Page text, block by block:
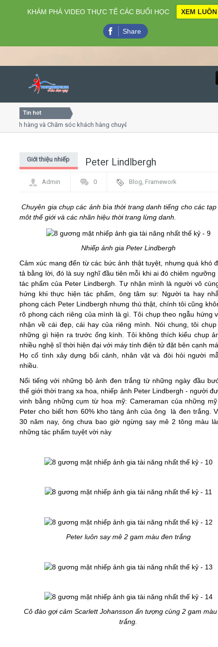
Close
Lịch khai giảng
Kiến thức
Liên hệ - Đăng ký
Tìm kiếm
Tin hot
hàng và Chăm sóc khách hàng chuyên nghiệp
Peter Lindlbergh
Giới thiệu nhiếp
Admin
0 Blog, Framework
Chuyên gia chụp các ảnh bìa thời trang danh tiếng cho các
môt thế giới và các nhãn hiệu thời trang lừng danh.
Nhiếp ảnh gia Peter Lindbergh
Cảm xúc mang đến từ các bức ảnh thật tuyệt, nhưng quá khó
tả bằng lời, đó là suy nghĩ đầu tiên mỗi khi ai đó chiêm ngưỡng
tác phẩm của Peter Lindbergh. Tự nhận mình là người vô
hứng khi thực hiện tác phẩm, ông tâm sự: Người ta hay
phong cách Peter Lindbergh nhưng thú thật, chính tôi cũng
rõ phong cách riêng của mình là gì. Tôi chụp theo ngẫu hứng
nhận về cái đẹp, cái hay của riêng mình. Nói chung, tôi
những gì hiện ra trước ống kính. Tôi không thích kiểu chụp
nhiều nghệ sĩ thời hiện đại với máy tính điện tử đặt bên cạnh
Họ cố tình xây dựng bối cảnh, nhân vật và đòi hỏi người
nhiều.
Nổi tiếng với những bộ ảnh đen trắng từ những ngày đầu
thế giới thời trang xa hoa, nhiếp ảnh Peter Lindbergh - người
vinh bằng những cụm từ hoa mỹ: Cameraman của những
Peter cho biết hơn 60% kho tàng ảnh của ông là đen trắng.
30 năm nay, ông chưa bao giờ ngừng say mê 2 tông màu
những tác phẩm tuyệt vời này
Peter luôn say mê 2 gam màu đen trắng
Cô đào gợi cảm Scarlett Johansson ấn tượng cùng 2 gam
trắng.
KHÁM PHÁ VIDEO THỰC TẾ CÁC BUỔI HỌC XEM LUÔN
Share